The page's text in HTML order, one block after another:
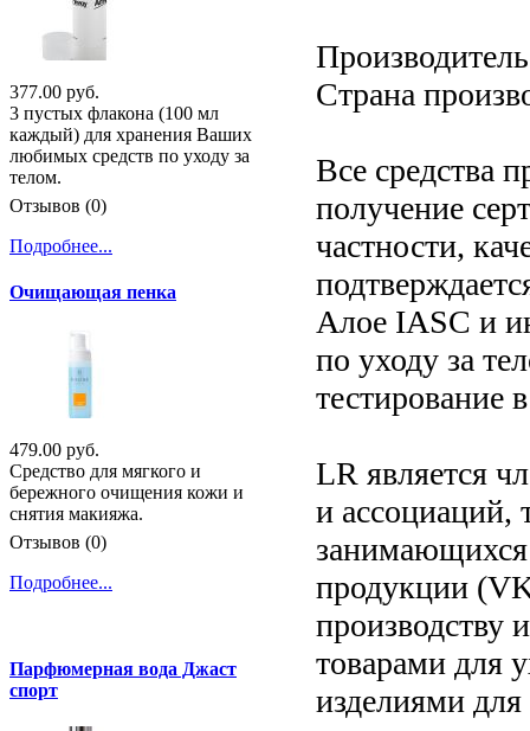
Страна
Все средства
получение
частности,
Алое IASC и
по уходу за
тестирование
LR является
и ассоциаций,
занимающихся
продукции
производству
товарами для
изделиями
377.00 руб.
3 пустых флакона (100 мл
каждый) для хранения Ваших
любимых средств по уходу за
телом.
Отзывов (0)
Подробнее...
Очищающая пенка
479.00 руб.
Средство для мягкого и
бережного очищения кожи и
снятия макияжа.
Отзывов (0)
Подробнее...
Парфюмерная вода Джаст
спорт